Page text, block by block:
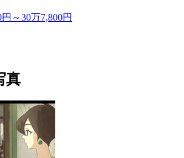
～30万7,800円
真